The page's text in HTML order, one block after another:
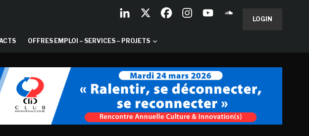
LOGIN
OFFRES EMPLOI – SERVICES – PROJETS